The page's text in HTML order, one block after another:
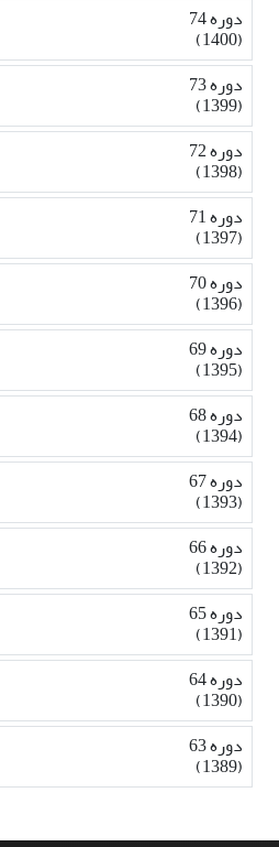
دوره 74
(1400)
دوره 73
(1399)
دوره 72
(1398)
دوره 71
(1397)
دوره 70
(1396)
دوره 69
(1395)
دوره 68
(1394)
دوره 67
(1393)
دوره 66
(1392)
دوره 65
(1391)
دوره 64
(1390)
دوره 63
(1389)